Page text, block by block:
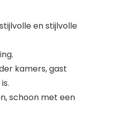
en stijlvolle
kamers, gast
schoon met een